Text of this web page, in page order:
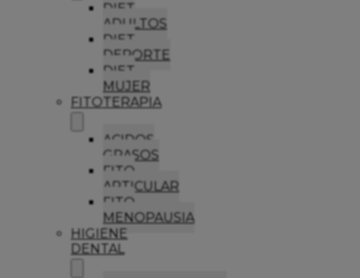
DIET
ADULTOS
DIET
DEPORTE
DIET
MUJER
FITOTERAPIA
ACIDOS
GRASOS
FITO
ARTICULAR
FITO
MENOPAUSIA
HIGIENE
DENTAL